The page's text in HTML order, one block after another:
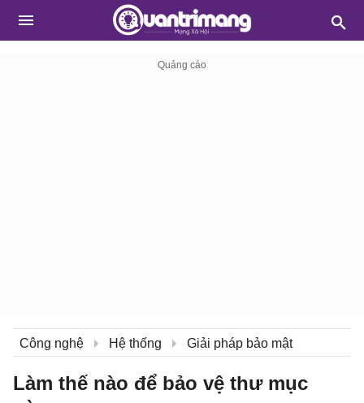
Công nghệ Hệ thống Giải pháp bảo mật
Làm thế nào để bảo vệ thư mục